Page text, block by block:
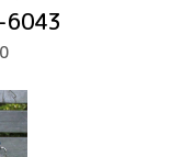
6043